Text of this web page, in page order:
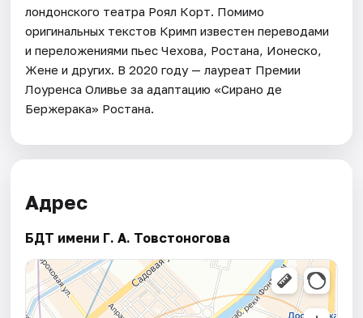
лондонского театра Роял Корт. Помимо
оригинальных текстов Кримп известен переводами
и переложениями пьес Чехова, Ростана, Ионеско,
Жене и других. В 2020 году — лауреат Премии
Лоуренса Оливье за адаптацию «Сирано де
Бержерака» Ростана.
Адрес
БДТ имени Г. А. Товстоногова